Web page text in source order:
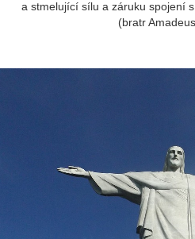
a stmelující sílu a záruku spojení
(bratr